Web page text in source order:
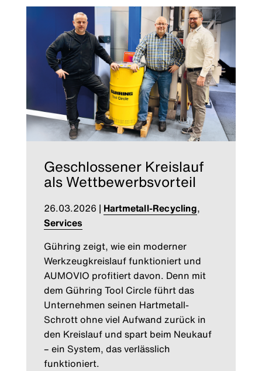
Geschlossener Kreislauf
als Wettbewerbsvorteil
26.03.2026 | Hartmetall-Recycling,
Services
Gühring zeigt, wie ein moderner
Werkzeugkreislauf funktioniert und
AUMOVIO profitiert davon. Denn mit
dem Gühring Tool Circle führt das
Unternehmen seinen Hartmetall-
Schrott ohne viel Aufwand zurück in
den Kreislauf und spart beim Neukauf
– ein System, das verlässlich
funktioniert.